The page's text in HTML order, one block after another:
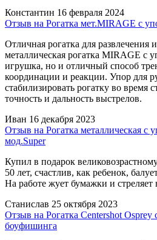
Константин 16 февраля 2024
Отзыв на Рогатка мет.MIRAGE с
Отличная рогатка для развлечения
металлическая рогатка MIRAGE с
игрушка, но и отличный способ
координации и реакции. Упор для
стабилизировать рогатку во время
точность и дальность выстрелов.
Иван 16 декабря 2023
Отзыв на Рогатка металлическая с
мод.Super
Купил в подарок
50 лет, счастлив, как ребенок,
На работе жует бумажки и стреляет
Станислав 25 октября 2023
Отзыв на Рогатка Centershot Osprey
боуфишинга